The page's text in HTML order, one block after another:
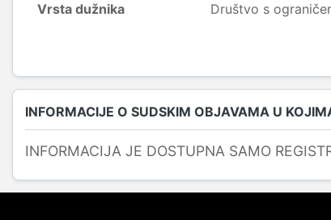
Vrsta dužnika
Društvo s
INFORMACIJE O SUDSKIM OBJAVAMA U
INFORMACIJA JE DOSTUPNA SAMO